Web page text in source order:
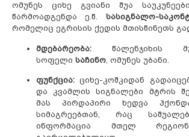
ომუნეს ციხე გვიანი შუა
წარმოადგენდა ე.წ. სასიგნალო-
რომელიც ეგრისის ქედის მთისწინეთს
მდებარეობა: წალენჯიხის
სოფელი საჩინო , ომუნეს უბანი.
ფუნქცია: ციხე-კოშკიდან
და კვამლის სიგნალები მტრის
მას პირდაპირი ხედვა
სიმაგრეებთან, რაც
ინფორმაცია მთელ